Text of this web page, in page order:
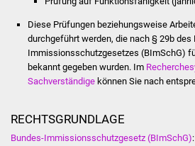
Diese Prüfungen beziehungsweise
durchgeführt werden, die nach § 29b des
Immissionsschutzgesetzes (BImSchG)
bekannt gegeben wurden. Im
Sachverständigekönnen Sie nach
RECHTSGRUNDLAGE
Bundes-Immissionsschutzgesetz (BImSchG):